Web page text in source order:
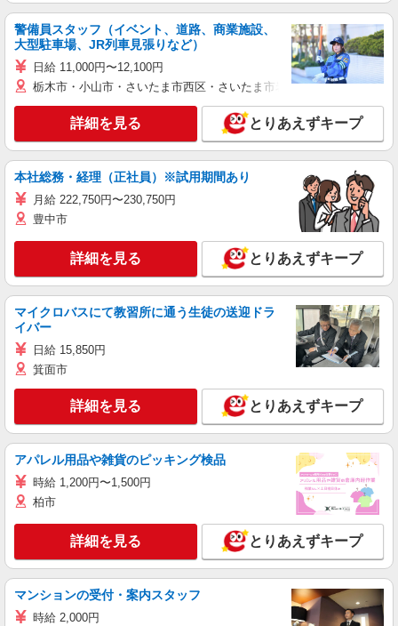
警備員スタッフ（イベント、道路、商業施設、
大型駐車場、JR列車見張りなど）
日給 11,000円〜12,100円
栃木市・小山市・さいたま市西区・さいたま市岩槻区・久喜市・蓮田
詳細を見る とりあえずキープ
本社総務・経理（正社員）※試用期間あり
月給 222,750円〜230,750円
豊中市
詳細を見る とりあえずキープ
マイクロバスにて教習所に通う生徒の送迎ドラ
イバー
日給 15,850円
箕面市
詳細を見る とりあえずキープ
アパレル用品や雑貨のピッキング検品
時給 1,200円〜1,500円
柏市
詳細を見る とりあえずキープ
マンションの受付・案内スタッフ
時給 2,000円